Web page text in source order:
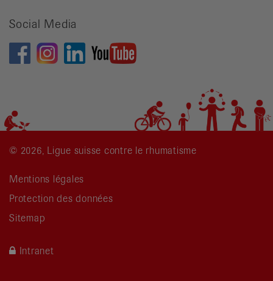
Social Media
© 2026, Ligue suisse contre le rhumatisme
Mentions légales
Protection des données
Sitemap
Intranet